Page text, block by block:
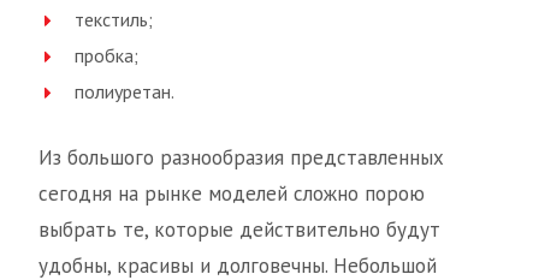
текстиль;
пробка;
полиуретан.
Из большого разнообразия представленных
сегодня на рынке моделей сложно порою
выбрать те, которые действительно будут
удобны, красивы и долговечны. Небольшой